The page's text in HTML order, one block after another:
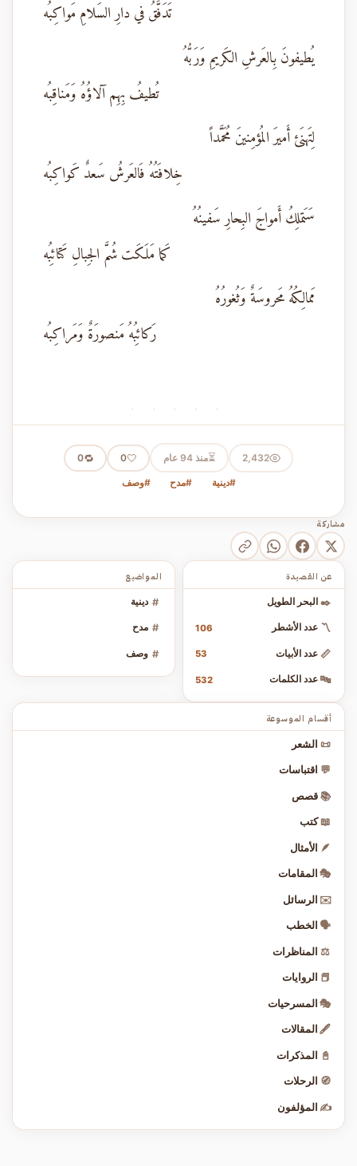
تَدَفَّقُ في دارِ السَلامِ مَواكِبُه
يُطيفونَ بِالعَرشِ الكَريمِ وَرَبُّهُ
تُطيفُ بِهِم آلاؤُهُ وَمَناقِبُه
لِتَهنَئ أَميرَ المُؤمِنينَ مُحَمَّداً
خِلافَتُهُ فَالعَرشُ سَعدٌ كَواكِبُه
سَتَملِكُ أَمواجَ البِحارِ سَفينُهُ
كَما مَلَكَت شُمَّ الجِبالِ كَتائِبُه
مَمالِكُهُ مَحروسَةٌ وَثُغورُهُ
رَكائِبُهُ مَنصورَةٌ وَمَراكِبُه
· · · · ·
2,432
⏳منذ 94 عام 🤍
0
🔁
0
#دينية #مدح #وصف
مشاركة
المواضيع
# دينية
# مدح
# وصف
عن القصيدة
✒️ البحر الطويل
〽️ عدد الأشطر 106
📏 عدد الأبيات 53
🔤 عدد الكلمات 532
أقسام الموسوعة
📜 الشعر
💬 اقتباسات
📚 قصص
📖 كتب
🪶 الأمثال
🎭 المقامات
✉️ الرسائل
🗣️ الخطب
⚖️ المناظرات
📕 الروايات
🎭 المسرحيات
🖋️ المقالات
📓 المذكرات
🧭 الرحلات
✍️ المؤلفون